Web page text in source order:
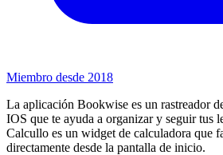
Miembro desde 2018
La aplicación Bookwise es un rastreador
IOS que te ayuda a organizar y seguir tus
Calcullo es un widget de calculadora que
directamente desde la pantalla de inicio.